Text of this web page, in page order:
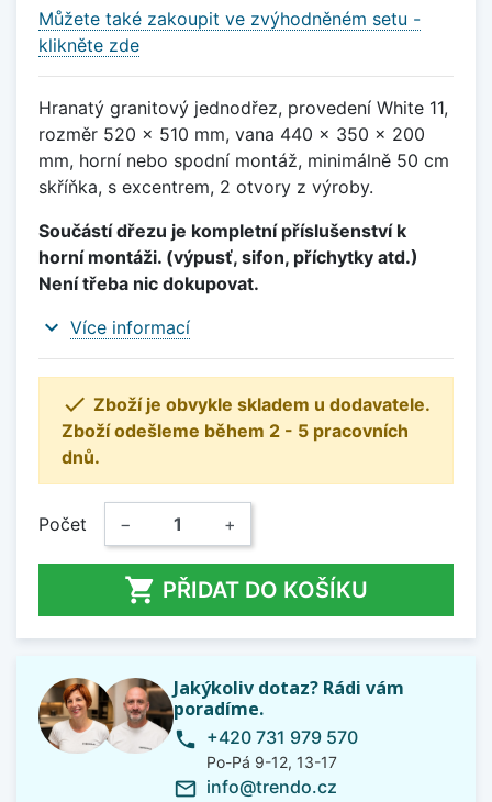
Můžete také zakoupit ve zvýhodněném setu -
klikněte zde
Hranatý granitový jednodřez, provedení White 11,
rozměr 520 x 510 mm, vana 440 x 350 x 200
mm, horní nebo spodní montáž, minimálně 50 cm
skříňka, s excentrem, 2 otvory z výroby.
Součástí dřezu je kompletní příslušenství k
horní montáži. (výpusť, sifon, příchytky atd.)
Není třeba nic dokupovat.
expand_more Více informací
 Zboží je obvykle skladem u dodavatele.
Zboží odešleme během 2 - 5 pracovních
dnů.
Počet − +
 PŘIDAT DO KOŠÍKU
Jakýkoliv dotaz? Rádi vám
poradíme.
phone +420 731 979 570
Po-Pá 9-12, 13-17
mail_outline info@trendo.cz